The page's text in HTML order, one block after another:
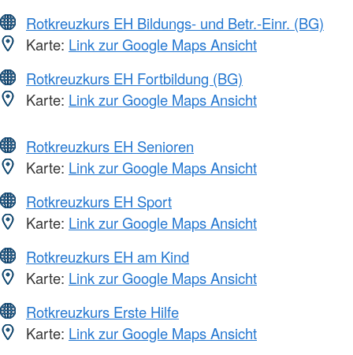
Rotkreuzkurs EH Bildungs- und Betr.-Einr. (BG)
Karte: Link zur Google Maps Ansicht
Rotkreuzkurs EH Fortbildung (BG)
Karte: Link zur Google Maps Ansicht
Rotkreuzkurs EH Senioren
Karte: Link zur Google Maps Ansicht
Rotkreuzkurs EH Sport
Karte: Link zur Google Maps Ansicht
Rotkreuzkurs EH am Kind
Karte: Link zur Google Maps Ansicht
Rotkreuzkurs Erste Hilfe
Karte: Link zur Google Maps Ansicht